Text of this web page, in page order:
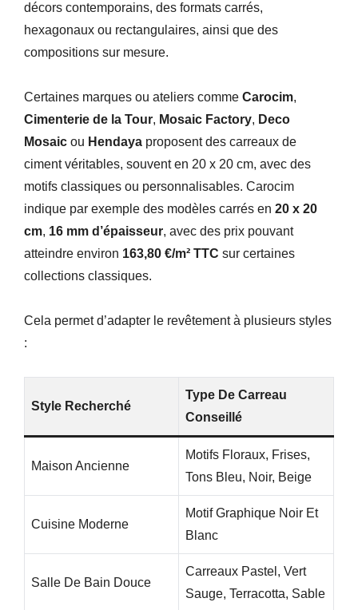
décors contemporains, des formats carrés,
hexagonaux ou rectangulaires, ainsi que des
compositions sur mesure.
Certaines marques ou ateliers comme Carocim,
Cimenterie de la Tour, Mosaic Factory, Deco
Mosaic ou Hendaya proposent des carreaux de
ciment véritables, souvent en 20 x 20 cm, avec des
motifs classiques ou personnalisables. Carocim
indique par exemple des modèles carrés en 20 x 20
cm, 16 mm d’épaisseur, avec des prix pouvant
atteindre environ 163,80 €/m² TTC sur certaines
collections classiques.
Cela permet d’adapter le revêtement à plusieurs styles
:
Style Recherché
Type De Carreau
Conseillé
Maison Ancienne
Motifs Floraux, Frises,
Tons Bleu, Noir, Beige
Cuisine Moderne
Motif Graphique Noir Et
Blanc
Salle De Bain Douce
Carreaux Pastel, Vert
Sauge, Terracotta, Sable